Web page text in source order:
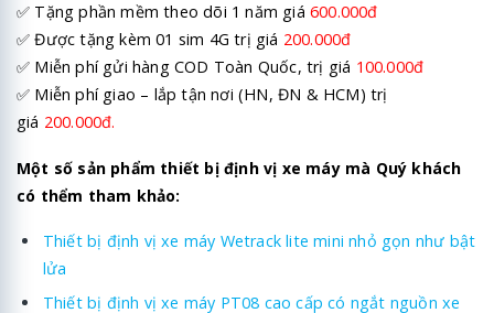
✅ Tặng phần mềm theo dõi 1 năm giá 600.000đ
✅ Được tặng kèm 01 sim 4G trị giá 200.000đ
✅ Miễn phí gửi hàng COD Toàn Quốc, trị giá 100.000đ
✅ Miễn phí giao – lắp tận nơi (HN, ĐN & HCM) trị
giá 200.000đ.
Một số sản phẩm thiết bị định vị xe máy mà Quý khách
có thểm tham khảo:
Thiết bị định vị xe máy Wetrack lite mini nhỏ gọn như bật
lửa
Thiết bị định vị xe máy PT08 cao cấp có ngắt nguồn xe